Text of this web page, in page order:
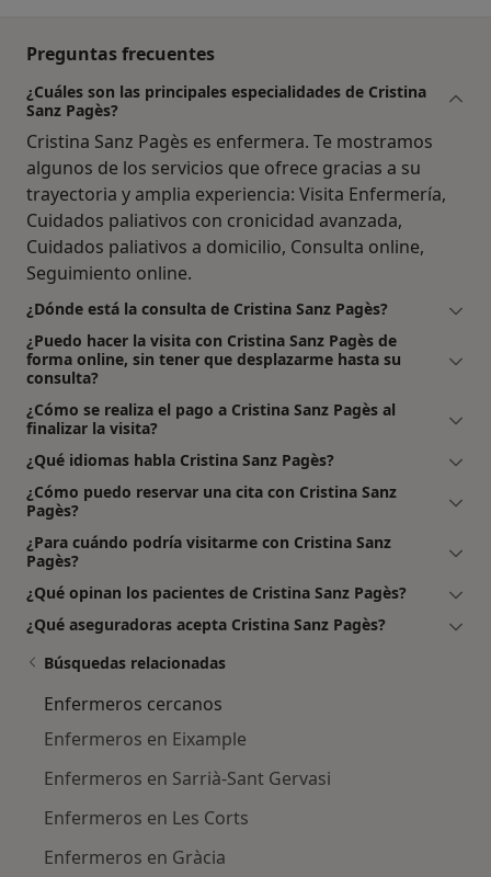
Preguntas frecuentes
¿Cuáles son las principales especialidades de Cristina
Sanz Pagès?
Cristina Sanz Pagès es enfermera. Te mostramos
algunos de los servicios que ofrece gracias a su
trayectoria y amplia experiencia: Visita Enfermería,
Cuidados paliativos con cronicidad avanzada,
Cuidados paliativos a domicilio, Consulta online,
Seguimiento online.
¿Dónde está la consulta de Cristina Sanz Pagès?
¿Puedo hacer la visita con Cristina Sanz Pagès de
forma online, sin tener que desplazarme hasta su
consulta?
¿Cómo se realiza el pago a Cristina Sanz Pagès al
finalizar la visita?
¿Qué idiomas habla Cristina Sanz Pagès?
¿Cómo puedo reservar una cita con Cristina Sanz
Pagès?
¿Para cuándo podría visitarme con Cristina Sanz
Pagès?
¿Qué opinan los pacientes de Cristina Sanz Pagès?
¿Qué aseguradoras acepta Cristina Sanz Pagès?
Búsquedas relacionadas
Enfermeros cercanos
Enfermeros en Eixample
Enfermeros en Sarrià-Sant Gervasi
Enfermeros en Les Corts
Enfermeros en Gràcia